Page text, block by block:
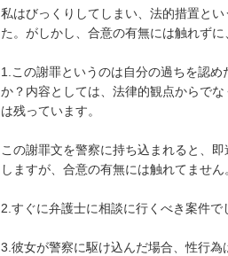
私はびっくりしてしまい、法的措置と
た。がしかし、合意の有無には触れず
1.この謝罪というのは自分の過ちを認
か？内容としては、法律的観点からで
は残っています。
この謝罪文を警察に持ち込まれると、
しますが、合意の有無には触れてません
2.すぐに弁護士に相談に行くべき案件で
3.彼女が警察に駆け込んだ場合、性行